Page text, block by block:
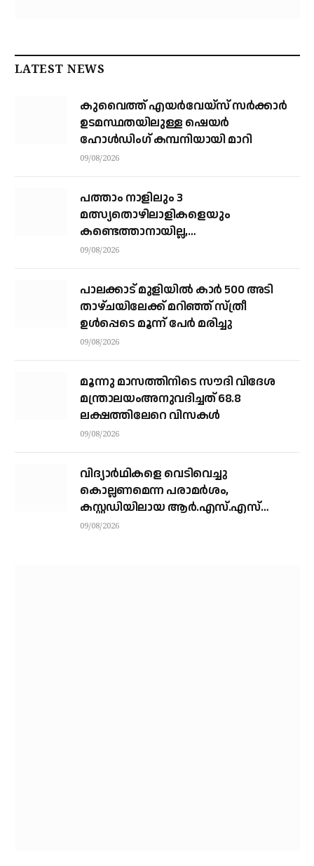
LATEST NEWS
കുവൈത്ത് എയര്‍വേയ്‌സ് സര്‍ക്കാര്‍
ഉടമസ്ഥതയിലുള്ള ഷെയര്‍
ഹോള്‍ഡിംഗ് കമ്പനിയായി മാറി
09/08/2026
പത്താം നാളിലും 3
മത്സ്യതൊഴിലാളികളെയും
കണ്ടെത്താനായില്ല,
നാവികസേനയെത്തിയിട്ടും രക്ഷയില്ല;
09/08/2026
പാലക്കാട് മുളിയിൽ കാർ 500 അടി
താഴ്ചയിലേക്ക് മറിഞ്ഞ് സ്ത്രീ
ഉൾപ്പെടെ മൂന്ന് പേർ മരിച്ചു
09/08/2026
മൂന്നു മാസത്തിനിടെ സൗദി വിദേശ
മന്ത്രാലയംഅനുവദിച്ചത് 68.8
ലക്ഷത്തിലേറെ വിസകള്‍
09/08/2026
വിദ്യാർഥികളെ വെടിവെച്ചു
കൊല്ലണമെന്ന പരാമർശം,
കസ്റ്റഡിയിലായ ആർ.എസ്.എസ്
നേതാവ് മോഹൻദാസിനെ ഉടൻ
09/08/2026